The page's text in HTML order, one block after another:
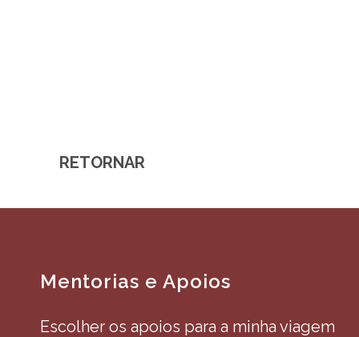
RETORNAR
Mentorias e Apoios
Escolher os apoios para a minha viagem